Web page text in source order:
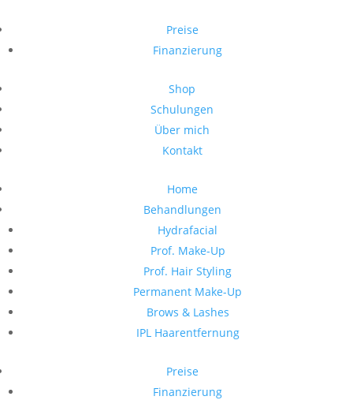
Preise
Finanzierung
Shop
Schulungen
Über mich
Kontakt
Home
Behandlungen
Hydrafacial
Prof. Make-Up
Prof. Hair Styling
Permanent Make-Up
Brows & Lashes
IPL Haarentfernung
Preise
Finanzierung